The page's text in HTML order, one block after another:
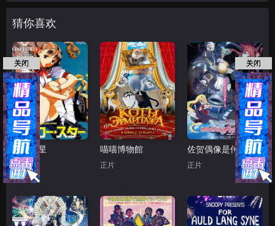
猜你喜欢
黄色之星
正片
喵喵博物館
正片
佐贺偶像是传奇 梦想银河乐园
正片
关闭 关闭